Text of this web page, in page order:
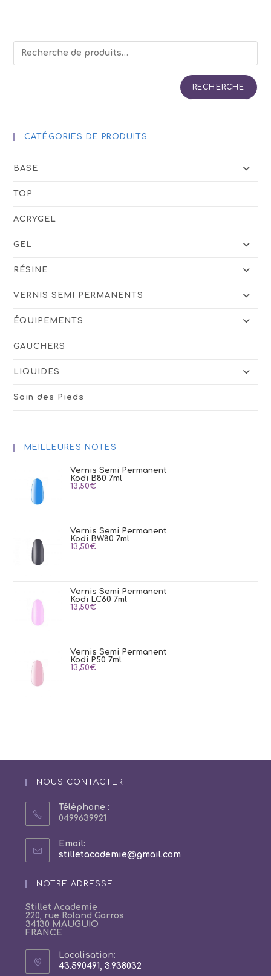
RECHERCHE
CATÉGORIES DE PRODUITS
BASE
TOP
ACRYGEL
GEL
RÉSINE
VERNIS SEMI PERMANENTS
ÉQUIPEMENTS
GAUCHERS
LIQUIDES
Soin des Pieds
MEILLEURES NOTES
Vernis Semi Permanent
Kodi B80 7ml
13,50€
Vernis Semi Permanent
Kodi BW80 7ml
13,50€
Vernis Semi Permanent
Kodi LC60 7ml
13,50€
Vernis Semi Permanent
Kodi P50 7ml
13,50€
NOUS CONTACTER
Téléphone :
0499639921
Email:
stilletacademie@gmail.comS’ouvre
NOTRE ADRESSE
Stillet Academie
220, rue Roland Garros
34130 MAUGUIO
FRANCE
Localisation:
43.590491, 3.938032